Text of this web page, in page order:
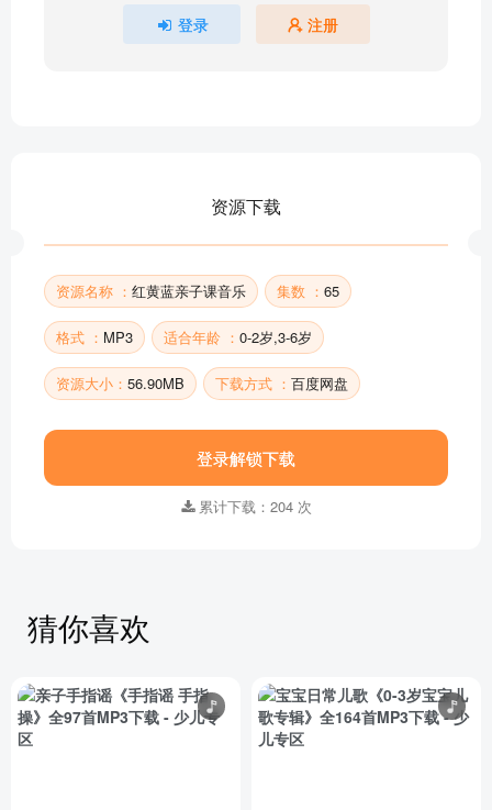
我有一双小小手
小黑熊
部分目录展示 ▶ 下载后解锁 65 首完整音频
登录 注册
资源下载
资源名称 ： 红黄蓝亲子课音乐 集数 ： 65
格式 ： MP3 适合年龄 ： 0-2岁,3-6岁
资源大小： 56.90MB 下载方式 ： 百度网盘
登录解锁下载
累计下载：204 次
猜你喜欢